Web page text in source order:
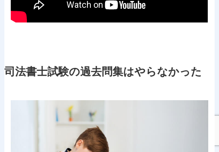
司法書士試験の過去問集はやらなかった